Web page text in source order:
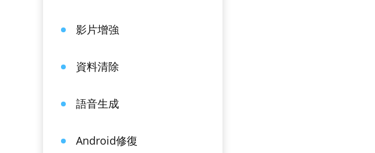
影片增強
資料清除
語音生成
Android修復